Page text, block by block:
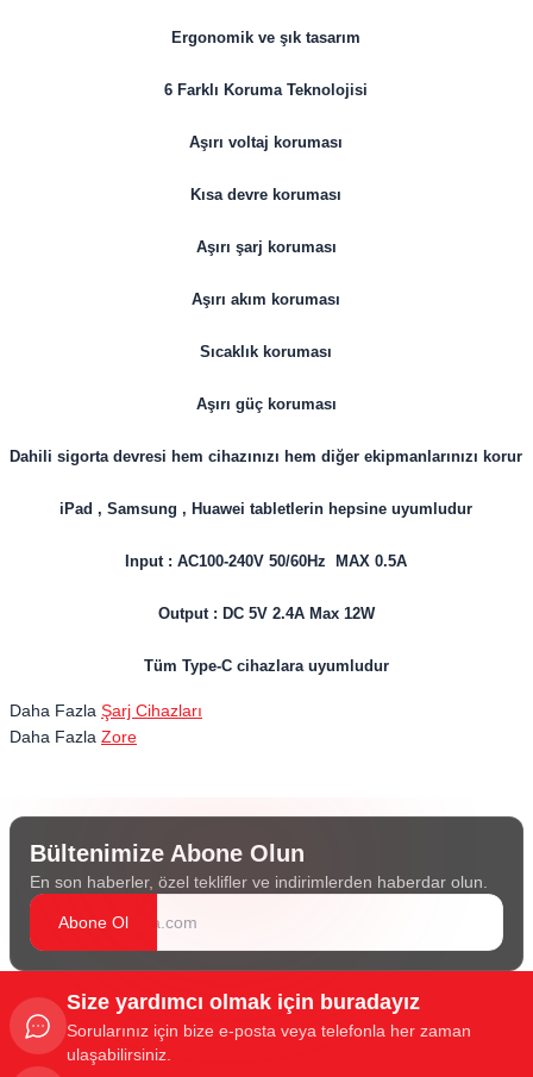
Ergonomik ve şık tasarım
6 Farklı Koruma Teknolojisi
Aşırı voltaj koruması
Kısa devre koruması
Aşırı şarj koruması
Aşırı akım koruması
Sıcaklık koruması
Aşırı güç koruması
Dahili sigorta devresi hem cihazınızı hem diğer ekipmanlarınızı korur
iPad , Samsung , Huawei tabletlerin hepsine uyumludur
Input : AC100-240V 50/60Hz MAX 0.5A
Output : DC 5V 2.4A Max 12W
Tüm Type-C cihazlara uyumludur
Daha Fazla Şarj Cihazları
Daha Fazla Zore
Bültenimize Abone Olun
En son haberler, özel teklifler ve indirimlerden haberdar olun.
Abone Ol
Size yardımcı olmak için buradayız
Sorularınız için bize e-posta veya telefonla her zaman
ulaşabilirsiniz.